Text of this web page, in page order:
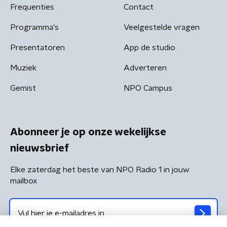
Frequenties
Programma's
Presentatoren
Muziek
Gemist
Contact
Veelgestelde vragen
App de studio
Adverteren
NPO Campus
Abonneer je op onze wekelijkse
nieuwsbrief
Elke zaterdag het beste van NPO Radio 1 in jouw
mailbox